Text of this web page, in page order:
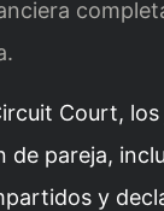
Court,
de pareja,
y